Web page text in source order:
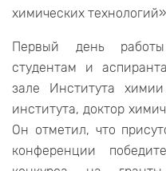
химических
Первый день
студентам и
зале Института химии
института, доктор
Он отметил, что
конференции